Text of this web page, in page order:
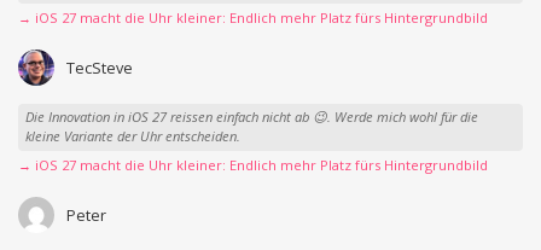
→ iOS 27 macht die Uhr kleiner: Endlich mehr Platz fürs Hintergrundbild
TecSteve
Die Innovation in iOS 27 reissen einfach nicht ab 😉. Werde mich wohl für die
kleine Variante der Uhr entscheiden.
→ iOS 27 macht die Uhr kleiner: Endlich mehr Platz fürs Hintergrundbild
Peter